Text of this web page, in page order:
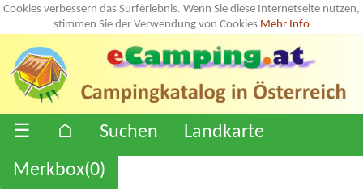
Cookies verbessern das Surferlebnis. Wenn Sie diese Internetseite nutzen,
stimmen Sie der Verwendung von Cookies Mehr Info
☰ ⌂ Suchen
Landkarte
Merkbox(0)